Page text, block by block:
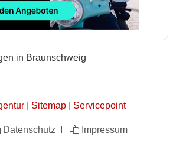
in Braunschweig
| Sitemap| Servicepoint
Datenschutz Impressum